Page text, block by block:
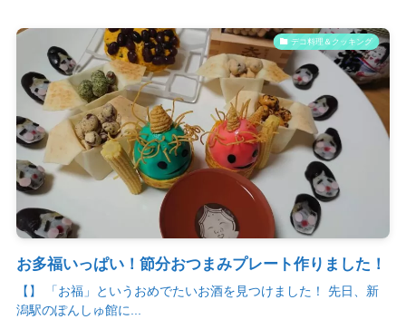
デコ料理＆クッキング
お多福いっぱい！節分おつまみプレート作りました！
【】 「お福」というおめでたいお酒を見つけました！ 先日、新
潟駅のぽんしゅ館に...